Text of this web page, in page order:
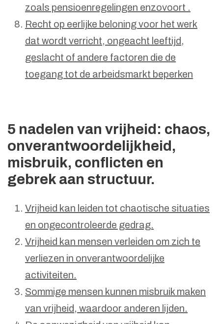
zoals pensioenregelingen enzovoort .
Recht op eerlijke beloning voor het werk
dat wordt verricht, ongeacht leeftijd,
geslacht of andere factoren die de
toegang tot de arbeidsmarkt beperken
5 nadelen van vrijheid: chaos,
onverantwoordelijkheid,
misbruik, conflicten en
gebrek aan structuur.
Vrijheid kan leiden tot chaotische situaties
en ongecontroleerde gedrag.
Vrijheid kan mensen verleiden om zich te
verliezen in onverantwoordelijke
activiteiten.
Sommige mensen kunnen misbruik maken
van vrijheid, waardoor anderen lijden.